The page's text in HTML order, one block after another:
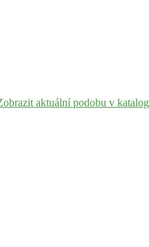
aktuální podobu v